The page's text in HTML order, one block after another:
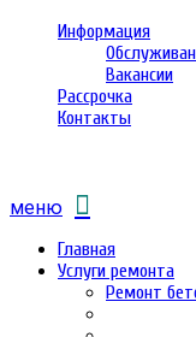
Информация
Вакансии
Рассрочка
Контакты
меню
Главная
Услуги ремонта
Ремонт